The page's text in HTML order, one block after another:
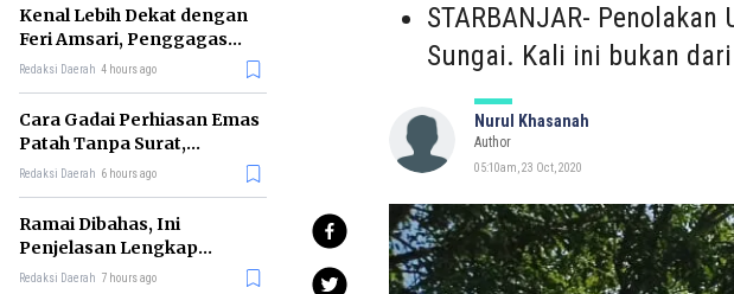
Kenal Lebih Dekat dengan
Feri Amsari, Penggagas
Kabinet Bayangan
Redaksi Daerah 4 hours ago
Cara Gadai Perhiasan Emas
Patah Tanpa Surat,
Ternyata Tetap Bisa!
Redaksi Daerah 6 hours ago
Ramai Dibahas, Ini
Penjelasan Lengkap
tentang Konsep Kabinet
Redaksi Daerah 7 hours ago
STARBANJAR-
Sungai. Kali ini bukan
Nurul Khasanah
Author
05:10am, 23 Oct, 2020